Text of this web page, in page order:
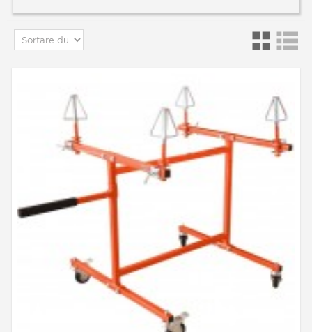
plastic pentru pulverizator, care facilitează
mișcarea, îți permite să reglezi presiunea pe
butonul de pulverizare, ca un pistol adevărat, dar
Alegerea unui mini pistol HVLP este înțeleaptă
deoarece avem nevoie doar de puțină vopsea
pentru a vopsi cele 2 roți și nu există piese care
să poată necesita atât de multă mișcare a
încheieturii mâinii, mai ales în interiorul roții.
Desigur, dacă vă gândiți la un pistol de
pulverizare, gândiți-vă la conectorii rapidi,
furtunul și filtrul de aer pentru o lucrare curată.
Alte accesorii pentru
vopsirea jantelor de
motociclete
Să trecem la consumabilele mici, în special cele
folosite de toți pictorii profesioniști:
Abrazivi manuali: exista in principal doua tipuri,
care sunt foi, pentru a fi folosite cu sau fara apa
(slefuirea umeda ofera o abraziune mai moale
sau mai fina) si bureti. Acestea din urmă au mai